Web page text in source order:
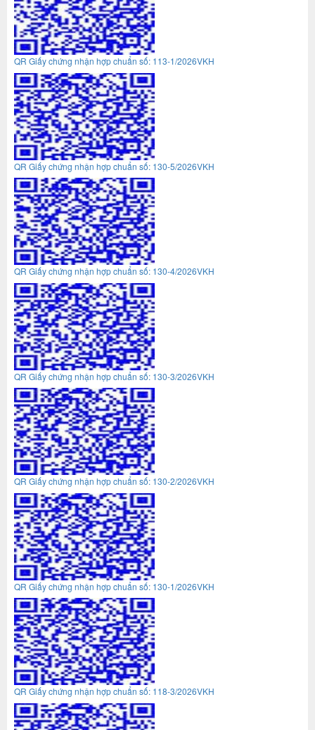
QR Giấy chứng nhận hợp chuẩn số: 113-1/2026VKH
QR Giấy chứng nhận hợp chuẩn số: 130-5/2026VKH
QR Giấy chứng nhận hợp chuẩn số: 130-4/2026VKH
QR Giấy chứng nhận hợp chuẩn số: 130-3/2026VKH
QR Giấy chứng nhận hợp chuẩn số: 130-2/2026VKH
QR Giấy chứng nhận hợp chuẩn số: 130-1/2026VKH
QR Giấy chứng nhận hợp chuẩn số: 118-3/2026VKH